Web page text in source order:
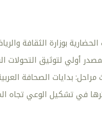
بوزارة الثقافة
الدراسة دور الصحافة كمصدر أولي لتوثيق
بدايات الصحافة
في تشكيل الوعي تجاه